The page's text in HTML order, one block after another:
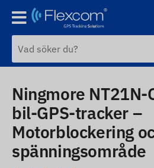
Ningmore NT21N-
bil-GPS-tracker –
Motorblockering
spänningsområde